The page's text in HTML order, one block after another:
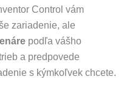
Control vám
zariadenie, ale
podľa vášho
a predpovede
s kýmkoľvek chcete.